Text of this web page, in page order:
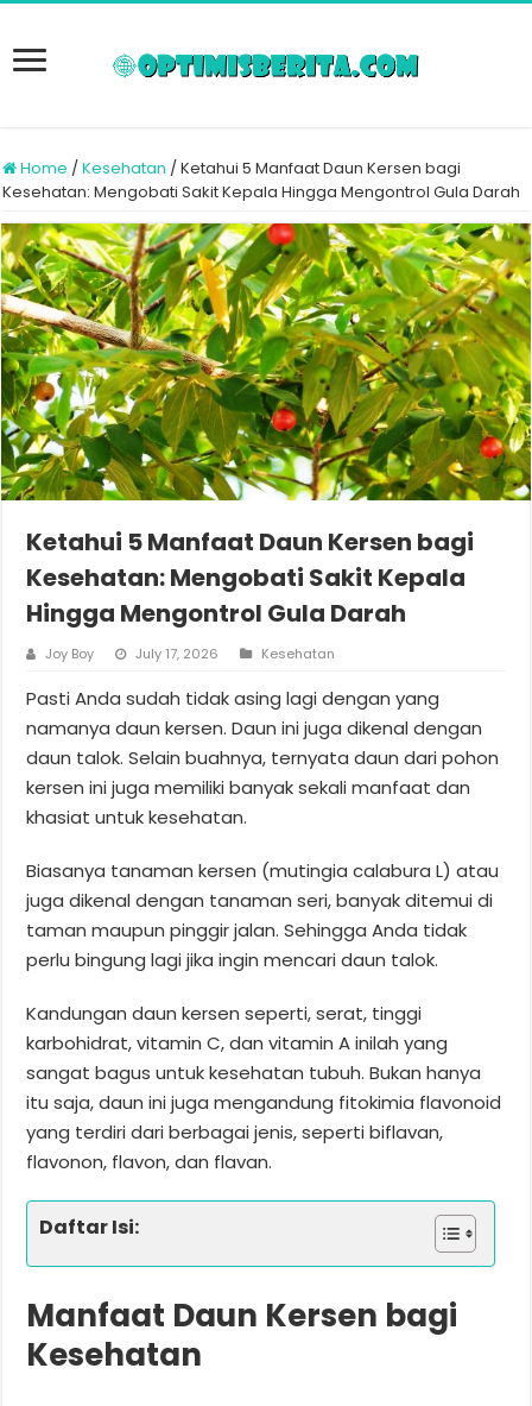
Home /Kesehatan /Ketahui 5 Manfaat Daun Kersen bagi
Kesehatan: Mengobati Sakit Kepala Hingga Mengontrol Gula Darah
Ketahui 5 Manfaat Daun Kersen bagi
Kesehatan: Mengobati Sakit Kepala
Hingga Mengontrol Gula Darah
Joy Boy July 17, 2026 Kesehatan
Pasti Anda sudah tidak asing lagi dengan yang
namanya daun kersen. Daun ini juga dikenal dengan
daun talok. Selain buahnya, ternyata daun dari pohon
kersen ini juga memiliki banyak sekali manfaat dan
khasiat untuk kesehatan.
Biasanya tanaman kersen (mutingia calabura L) atau
juga dikenal dengan tanaman seri, banyak ditemui di
taman maupun pinggir jalan. Sehingga Anda tidak
perlu bingung lagi jika ingin mencari daun talok.
Kandungan daun kersen seperti, serat, tinggi
karbohidrat, vitamin C, dan vitamin A inilah yang
sangat bagus untuk kesehatan tubuh. Bukan hanya
itu saja, daun ini juga mengandung fitokimia flavonoid
yang terdiri dari berbagai jenis, seperti biflavan,
flavonon, flavon, dan flavan.
Daftar Isi:
Manfaat Daun Kersen bagi
Kesehatan